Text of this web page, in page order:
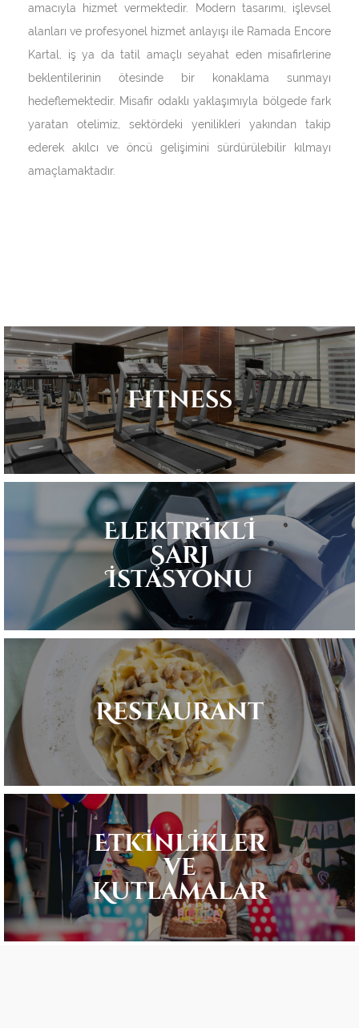
amacıyla hizmet vermektedir. Modern tasarımı, işlevsel
alanları ve profesyonel hizmet anlayışı ile Ramada Encore
Kartal, iş ya da tatil amaçlı seyahat eden misafirlerine
beklentilerinin ötesinde bir konaklama sunmayı
hedeflemektedir. Misafir odaklı yaklaşımıyla bölgede fark
yaratan otelimiz, sektördeki yenilikleri yakından takip
ederek akılcı ve öncü gelişimini sürdürülebilir kılmayı
amaçlamaktadır.
Fitness
Elektrİklİ
Şarj
İstasyonu
Restaurant
Etkİnlİkler
ve
Kutlamalar